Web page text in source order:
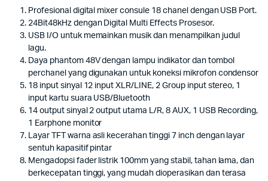
Profesional digital mixer consule 18 chanel dengan USB Port.
24Bit48kHz dengan Digital Multi Effects Prosesor.
USB I/O untuk memainkan musik dan menampilkan judul
lagu.
Daya phantom 48V dengan lampu indikator dan tombol
perchanel yang digunakan untuk koneksi mikrofon condensor
18 input sinyal 12 input XLR/LINE, 2 Group input stereo, 1
input kartu suara USB/Bluetooth
14 output sinyal 2 output utama L/R, 8 AUX, 1 USB Recording,
1 Earphone monitor
Layar TFT warna asli kecerahan tinggi 7 inch dengan layar
sentuh kapasitif pintar
Mengadopsi fader listrik 100mm yang stabil, tahan lama, dan
berkecepatan tinggi, yang mudah dioperasikan dan terasa